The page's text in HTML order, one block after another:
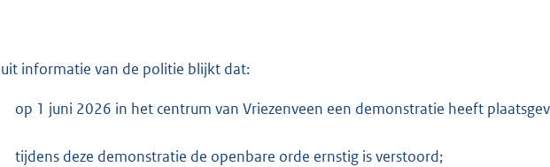
informatie van de politie blijkt dat:
op 1 juni 2026 in het centrum van Vriezenveen een demonstratie heeft
tijdens deze demonstratie de openbare orde ernstig is verstoord;